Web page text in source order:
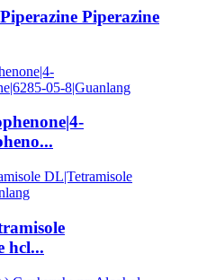
Piperazine
hcl...